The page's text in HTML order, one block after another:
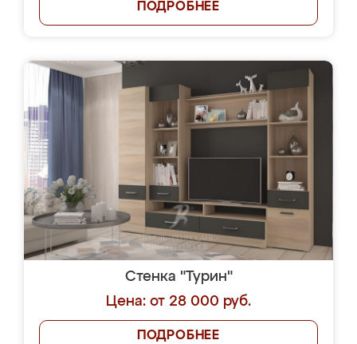
ПОДРОБНЕЕ
Стенка "Турин"
Цена: от 28 000 руб.
ПОДРОБНЕЕ